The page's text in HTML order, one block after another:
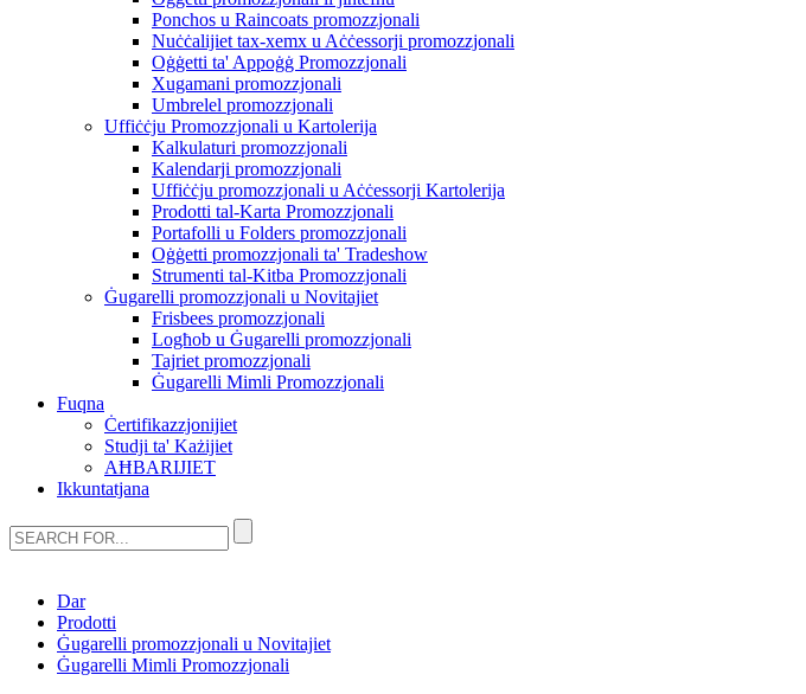
Ponchos u Raincoats promozzjonali
Nuċċalijiet tax-xemx u Aċċessorji promozzjonali
Oġġetti ta' Appoġġ Promozzjonali
Xugamani promozzjonali
Umbrelel promozzjonali
Uffiċċju Promozzjonali u Kartolerija
Kalkulaturi promozzjonali
Kalendarji promozzjonali
Uffiċċju promozzjonali u Aċċessorji Kartolerija
Prodotti tal-Karta Promozzjonali
Portafolli u Folders promozzjonali
Oġġetti promozzjonali ta' Tradeshow
Strumenti tal-Kitba Promozzjonali
Ġugarelli promozzjonali u Novitajiet
Frisbees promozzjonali
Logħob u Ġugarelli promozzjonali
Tajriet promozzjonali
Ġugarelli Mimli Promozzjonali
Fuqna
Ċertifikazzjonijiet
Studji ta' Każijiet
AĦBARIJIET
Ikkuntatjana
Dar
Prodotti
Ġugarelli promozzjonali u Novitajiet
Ġugarelli Mimli Promozzjonali